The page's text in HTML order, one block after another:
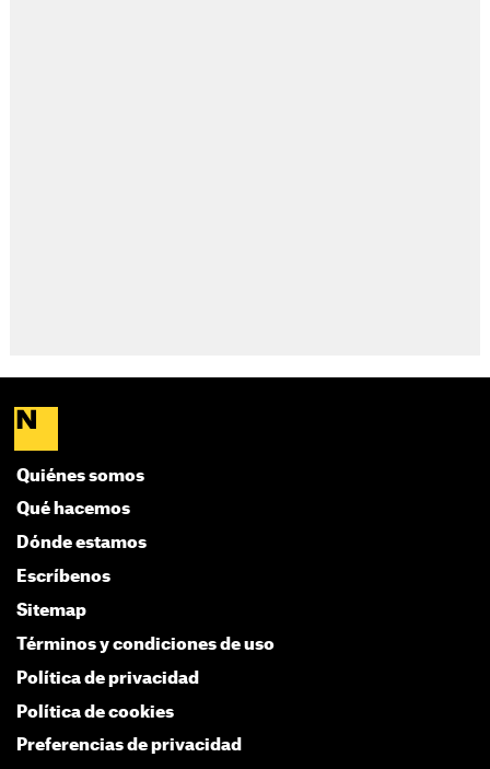
Quiénes somos
Qué hacemos
Dónde estamos
Escríbenos
Sitemap
Términos y condiciones de uso
Política de privacidad
Política de cookies
Preferencias de privacidad